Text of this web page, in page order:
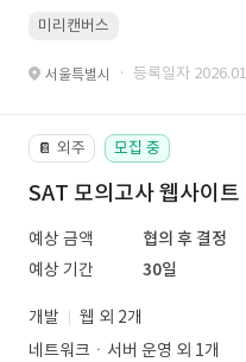
미리캔버스
서울특별시 · 등록일자
📔 외주 모집 중
SAT 모의고사 웹사이
예상 금액
협의 후 결정
예상 기간
30일
개발
웹 외 2개
네트워크ㆍ서버 운영 외 1개